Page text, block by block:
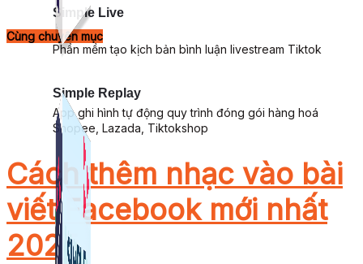
Simple Replay
App ghi hình tự động quy trình đóng gói hàng hoá
Shopee, Lazada, Tiktokshop
Simple Live
Phần mềm tạo kịch bản bình luận livestream Tiktok
Cùng chuyên mục
Cách thêm nhạc vào bài
viết Facebook mới nhất
2025